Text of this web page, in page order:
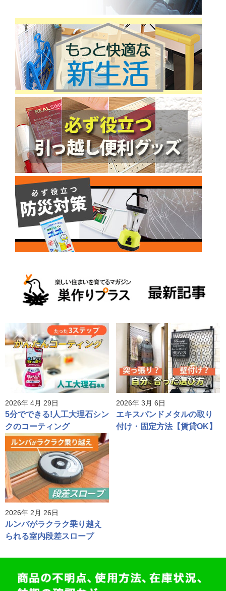
2026年 4月 29日
5分でできる!人工大理石シン
クのコーティング
2026年 3月 6日
エキスパンドメタルの取り
付け・固定方法【賃貸OK】
2026年 2月 26日
ルンバがラクラク乗り越え
られる室内段差スロープ